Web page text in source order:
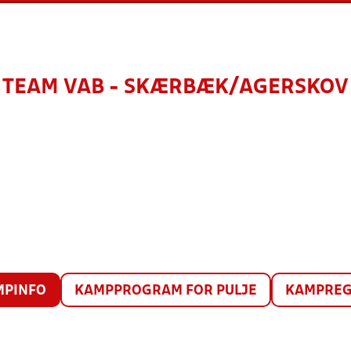
TEAM VAB - SKÆRBÆK/AGERSKOV
KAMPPROGRAM FOR PULJE